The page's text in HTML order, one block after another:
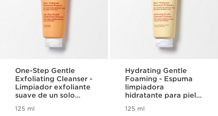
One-Step Gentle
Exfoliating Cleanser -
Limpiador exfoliante
suave de un solo
de piel
125 ml
Hydrating Gentle
Foaming - Espuma
limpiadora
hidratante para piel
125 ml